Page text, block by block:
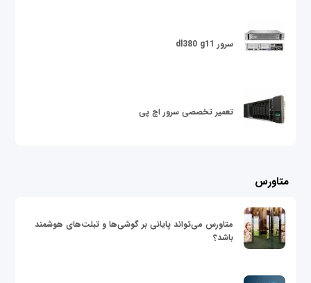
سرور dl380 g11
تعمیر تخصصی سرور اچ پی
متاورس
متاورس می‌تواند پایانی بر گوشی‌ها و تبلت‌های هوشمند
باشد؟